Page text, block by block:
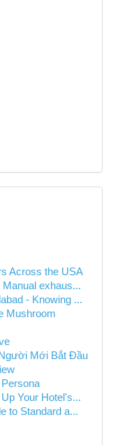
Across the USA
exhaus...
- Knowing ...
Mushroom
Mới Bắt Đầu
Your Hotel's...
to Standard a...